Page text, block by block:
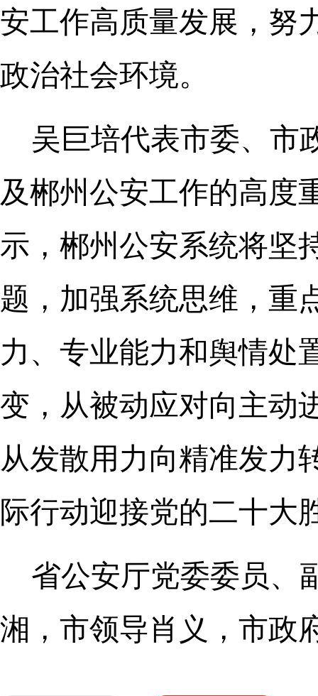
安工作高质量发展，努
政治社会环境。
吴巨培代表市委、市
及郴州公安工作的高度
示，郴州公安系统将坚
题，加强系统思维，重
力、专业能力和舆情处
变，从被动应对向主动
从发散用力向精准发力
际行动迎接党的二十大
省公安厅党委委员、
湘，市领导肖义，市政